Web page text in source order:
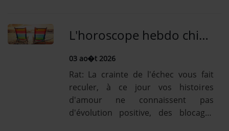
humains, enfume les [...] Lire la
suiteTaureau: Vous avez du mal à
vous discipliner,...
L'horoscope hebdo chinois vous est offert cette semaine du 3 Août! Découvrez-le gratuitement!
03 ao�t 2026
Rat: La crainte de l'échec vous fait
reculer, à ce jour vos histoires
d'amour ne connaissent pas
d'évolution positive, des blocages